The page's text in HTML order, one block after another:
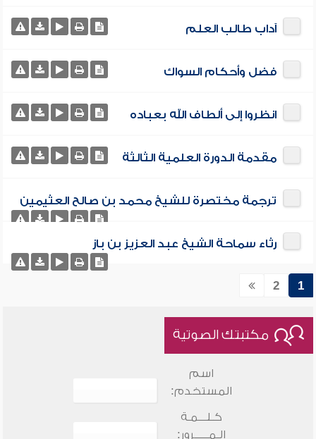
آداب طالب العلم
فضل وأحكام السواك
انظروا إلى ألطاف الله بعباده
مقدمة الدورة العلمية الثالثة
ترجمة مختصرة للشيخ محمد بن صالح العثيمين
رثاء سماحة الشيخ عبد العزيز بن باز
1
2
مكتبتك الصوتية
اسم
المستخدم:
كـلـــمـة
الـمـــــرور: